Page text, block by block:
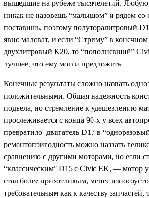
вышедшие на рубеже тысячелетий.
никак не назовешь “малышом” и рядом со
поставишь, поэтому полуторалитровый
явно маловат, и если “Стриму” в
двухлитровый K20, то “пополневший”
лучшее, что ему могли предложить.
Конечные результаты сложно назвать
положительными. Общая надежность
подвела, но стремление к удешевлению
прослеживается с конца 90-х у всех
превратило двигатель D17 в
ремонтопригодность можно назвать
сравнению с другими моторами, но если
“классическим” D15 с Civic EK, — мотор
стал более прихотливым, менее
требовательным как к качеству